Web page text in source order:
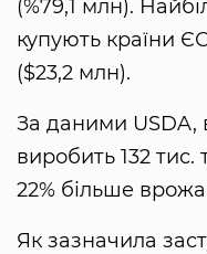
(%79,1 млн).
купують країни
($23,2 млн).
За даними USDA,
виробить 132 тис.
22% більше
Як зазначила